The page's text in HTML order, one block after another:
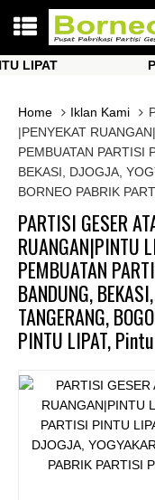
Home
Iklan Kami
|PENYEKAT
PEMBUATAN PARTISI
BEKASI, DJOGJA,
BORNEO PABRIK
PARTISI GESER
RUANGAN|PINTU
PEMBUATAN
BANDUNG,
TANGERANG,
PINTU LIPAT,